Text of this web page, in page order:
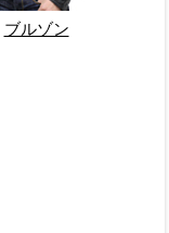
ブルゾン